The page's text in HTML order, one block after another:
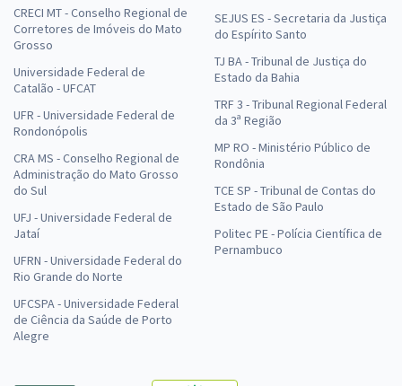
CRECI MT - Conselho Regional de
Corretores de Imóveis do Mato
Grosso
Universidade Federal de
Catalão - UFCAT
UFR - Universidade Federal de
Rondonópolis
CRA MS - Conselho Regional de
Administração do Mato Grosso
do Sul
UFJ - Universidade Federal de
Jataí
UFRN - Universidade Federal do
Rio Grande do Norte
UFCSPA - Universidade Federal
de Ciência da Saúde de Porto
Alegre
SEJUS ES - Secretaria da Justiça
do Espírito Santo
TJ BA - Tribunal de Justiça do
Estado da Bahia
TRF 3 - Tribunal Regional Federal
da 3ª Região
MP RO - Ministério Público de
Rondônia
TCE SP - Tribunal de Contas do
Estado de São Paulo
Politec PE - Polícia Científica de
Pernambuco